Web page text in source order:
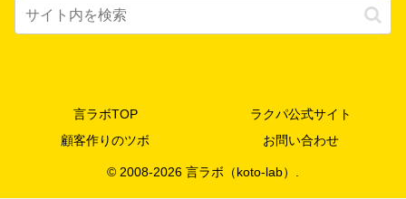
言ラボTOP
ラクパ公式サイト
顧客作りのツボ
お問い合わせ
© 2008-2026 言ラボ（koto-lab）.